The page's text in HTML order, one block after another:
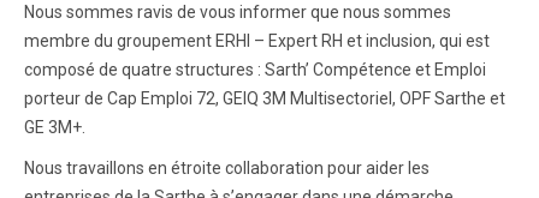
Nous sommes ravis de vous informer que nous sommes
membre du groupement ERHI – Expert RH et inclusion, qui est
composé de quatre structures : Sarth’ Compétence et Emploi
porteur de Cap Emploi 72, GEIQ 3M Multisectoriel, OPF Sarthe et
GE 3M+.
Nous travaillons en étroite collaboration pour aider les